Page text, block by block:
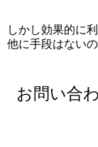
しかし効果的に
他に手段はないの
お問い合